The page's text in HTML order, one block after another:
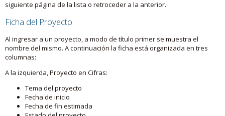
siguiente página de la lista o retroceder a la anterior.
Ficha del Proyecto
Al ingresar a un proyecto, a modo de título primer se muestra el
nombre del mismo. A continuación la ficha está organizada en tres
columnas:
A la izquierda, Proyecto en Cifras:
Tema del proyecto
Fecha de inicio
Fecha de fin estimada